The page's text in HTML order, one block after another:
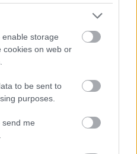
storage
cookies on web or
to be sent to
purposes.
send me